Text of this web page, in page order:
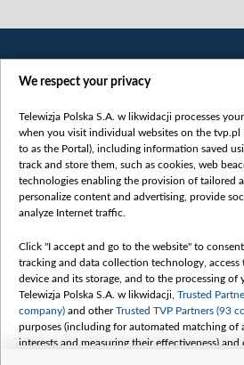
Категорії
Новини
Докладно
Погляд
Цікаво
Slawa.tv
Про нас
We respect your privacy
Telewizja Polska S.A. w likwidacji processes
when you visit individual websites on the tvp.pl
to as the Portal), including information saved
track and store them, such as cookies, web
technologies enabling the provision of tailored
personalize content and advertising, provide
analyze Internet traffic.
Click "I accept and go to the website" to
tracking and data collection technology,
device and its storage, and to the processing of
Telewizja Polska S.A. w likwidacji, Trusted
company) and otherTrusted TVP Partners (93
purposes (including for automated matching of
interests and measuring their effectiveness)